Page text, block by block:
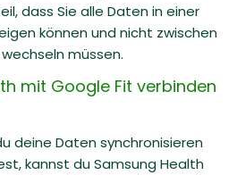
dass Sie alle Daten in einer
können und nicht zwischen
müssen.
mit Google Fit verbinden
deine Daten synchronisieren
kannst du Samsung Health